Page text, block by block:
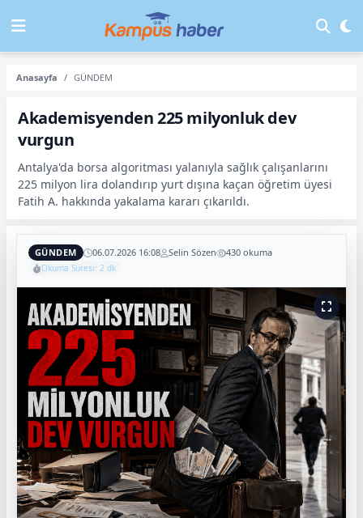
Anasayfa GÜNDEM
Akademisyenden 225 milyonluk dev
vurgun
Antalya'da borsa algoritması yalanıyla sağlık çalışanlarını
225 milyon lira dolandırıp yurt dışına kaçan öğretim üyesi
Fatih A. hakkında yakalama kararı çıkarıldı.
GÜNDEM 06.07.2026 16:08 Selin Sözen 430 okuma
Okuma Süresi: 2 dk